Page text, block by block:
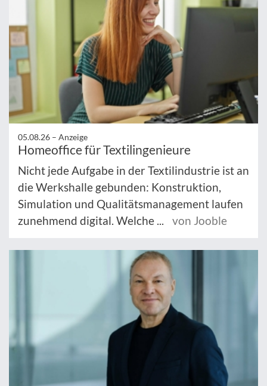
05.08.26 – Anzeige
Homeoffice für Textilingenieure
Nicht jede Aufgabe in der Textilindustrie ist an
die Werkshalle gebunden: Konstruktion,
Simulation und Qualitätsmanagement laufen
zunehmend digital. Welche ...
von Jooble